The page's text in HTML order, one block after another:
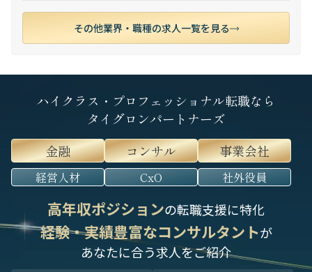
その他業界・職種の求人一覧を見る
ハイクラス・プロフェッショナル転職なら
タイグロンパートナーズ
金融
コンサル 事業会社
経営人材 CxO 社外役員
高年収ポジションの転職支援に特化
経験・実績豊富なコンサルタントが
あなたに合う求人をご紹介